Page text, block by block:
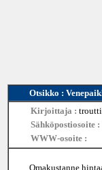
Otsikko :
Kirjoittaja : troutti
Sähköpostiosoite :
WWW-osoite :
Omakustanne